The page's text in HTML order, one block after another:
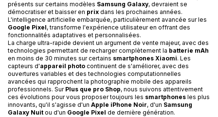
présents sur certains modèles Samsung Galaxy, devraient se
démocratiser et baisser en prix dans les prochaines années.
L'intelligence artificielle embarquée, particulièrement avancée sur les
Google Pixel, transforme l'expérience utilisateur en offrant des
fonctionnalités adaptatives et personnalisées.
La charge ultra-rapide devient un argument de vente majeur, avec des
technologies permettant de recharger complètement la batterie mAh
en moins de 30 minutes sur certains smartphones Xiaomi. Les
capteurs d'appareil photo continuent de s'améliorer, avec des
ouvertures variables et des technologies computationnelles
avancées qui rapprochent la photographie mobile des appareils
professionnels. Sur Plus que pro Shop, nous suivons attentivement
ces évolutions pour vous proposer toujours les smartphones les plus
innovants, qu'il s'agisse d'un Apple iPhone Noir, d'un Samsung
Galaxy Nuitou d'un Google Pixel de dernière génération.